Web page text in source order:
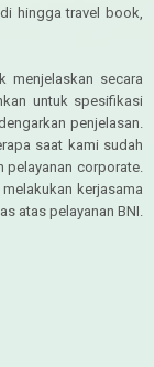
hingga travel book,
menjelaskan secara
untuk spesifikasi
penjelasan.
saat kami sudah
pelayanan corporate.
kerjasama
atas pelayanan BNI.